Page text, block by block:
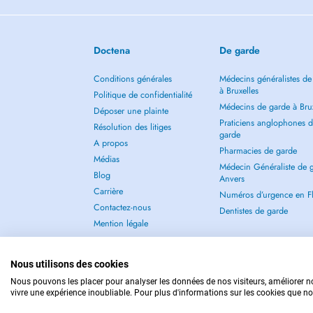
- deuil
Pour les adultes :
- anxiété, stress chronique
- burn-out professionnel ou parental
- troubles du sommeil
- gestion des émotions
- confiance/estime en soi
- difficultés relationnelles/de couple
- troubles du stress post-traumatique (maltraitances,
- thérapie de couple
cheminement ou dévellopement personnel
Pour les parents :
Doctena
Conditions générales
Politique de confidentialité
Déposer une plainte
Résolution des litiges
A propos
Médias
Blog
Carrière
Contactez-nous
Mention légale
De garde
Médecins généralistes
à Bruxelles
Médecins de garde à
Praticiens anglophones
garde
Pharmacies de garde
Médecin Généraliste de
Anvers
Numéros d’urgence en
Dentistes de garde
POUR LES URGENCES, CONSULTEZ : 112
Nous utilisons des cookies
Nous pouvons les placer pour analyser les données de nos visiteurs, améliorer
vivre une expérience inoubliable. Pour plus d'informations sur les cookies que